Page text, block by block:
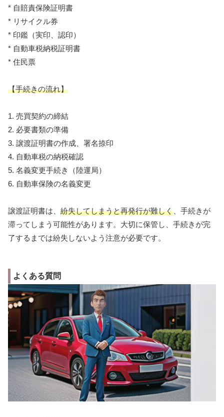
* 自賠責保険証明書
* リサイクル券
* 印鑑（実印、認印）
* 自動車税納税証明書
* 住民票
【手続きの流れ】
1. 売買契約の締結
2. 必要書類の準備
3. 譲渡証明書の作成、署名捺印
4. 自動車税の納税確認
5. 名義変更手続き（陸運局）
6. 自動車保険の名義変更
譲渡証明書は、 紛失してしまうと再発行が難しく 、手続きが
滞ってしまう可能性があります。大切に保管し、手続きが完
了するまでは紛失しないよう注意が必要です。
よくある質問